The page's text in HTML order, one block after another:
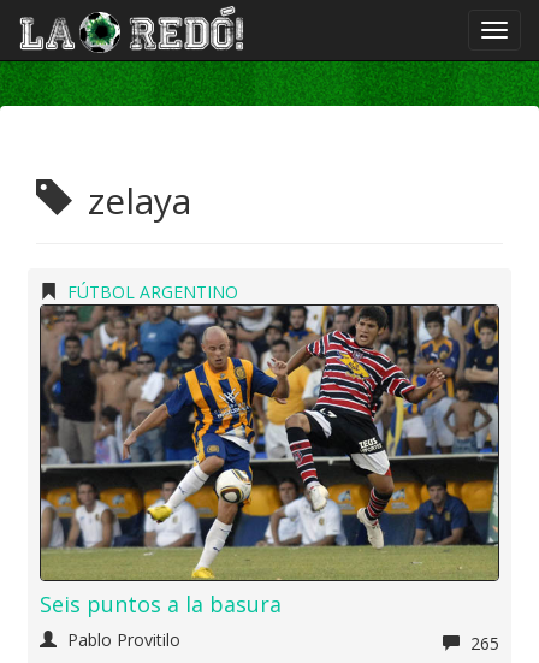
zelaya
FÚTBOL ARGENTINO
Seis puntos a la basura
Pablo Provitilo
265